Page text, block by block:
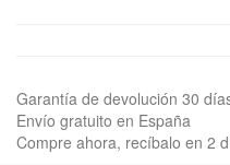
Garantía de devolución 30
Envío gratuito en España
Compre ahora, recíbalo en 2